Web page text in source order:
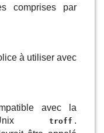
comprises par
à utiliser avec
avec la
Unix
troff .